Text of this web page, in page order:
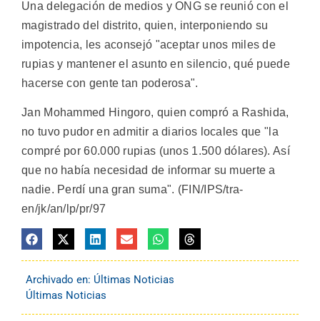
Una delegación de medios y ONG se reunió con el
magistrado del distrito, quien, interponiendo su
impotencia, les aconsejó "aceptar unos miles de
rupias y mantener el asunto en silencio, qué puede
hacerse con gente tan poderosa".
Jan Mohammed Hingoro, quien compró a Rashida,
no tuvo pudor en admitir a diarios locales que "la
compré por 60.000 rupias (unos 1.500 dólares). Así
que no había necesidad de informar su muerte a
nadie. Perdí una gran suma". (FIN/IPS/tra-
en/jk/an/lp/pr/97
Archivado en: Últimas Noticias
Últimas Noticias